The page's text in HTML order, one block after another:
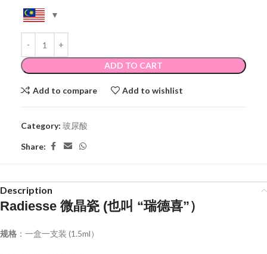
ADD TO CART
Add to compare Add to wishlist
Category: 玻尿酸
Share:
Description
Radiesse 微晶瓷 (也叫 “瑞德喜”）
规格 ：一盒一支装 (1.5ml）